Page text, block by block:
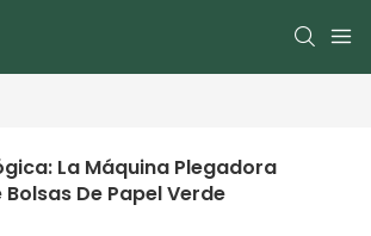
La Máquina Plegadora
De Papel Verde